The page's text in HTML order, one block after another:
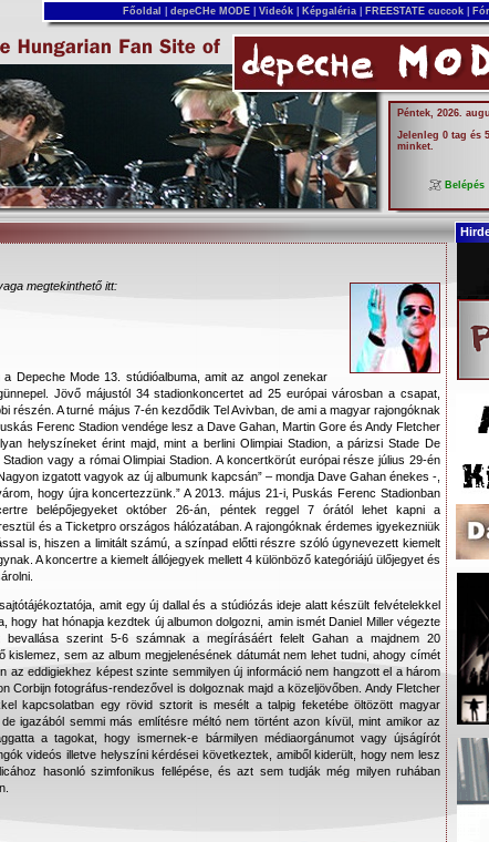
Főoldal depeCHe MODE Videók Képgaléria FREESTATE cuccok
Péntek, 2026.
Jelenleg 0 tag és
minket.
Belépés
megtekinthető itt:
Depeche Mode 13. stúdióalbuma, amit az angol zenekar
Jövő májustól 34 stadionkoncertet ad 25 európai városban a csapat,
részén. A turné május 7-én kezdődik Tel Avivban, de ami a magyar rajongóknak
Ferenc Stadion vendége lesz a Dave Gahan, Martin Gore és Andy Fletcher
helyszíneket érint majd, mint a berlini Olimpiai Stadion, a párizsi Stade De
vagy a római Olimpiai Stadion. A koncertkörút európai része július 29-én
izgatott vagyok az új albumunk kapcsán” – mondja Dave Gahan énekes -,
hogy újra koncertezzünk.” A 2013. május 21-i, Puskás Ferenc Stadionban
belépőjegyeket október 26-án, péntek reggel 7 órától lehet kapni a
és a Ticketpro országos hálózatában. A rajongóknak érdemes igyekezniük
is, hiszen a limitált számú, a színpad előtti részre szóló úgynevezett kiemelt
A koncertre a kiemelt állójegyek mellett 4 különböző kategóriájú ülőjegyet és
amit egy új dallal és a stúdiózás ideje alatt készült felvételekkel
hogy hat hónapja kezdtek új albumon dolgozni, amin ismét Daniel Miller végezte
bevallása szerint 5-6 számnak a megírásáért felelt Gahan a majdnem 20
kislemez, sem az album megjelenésének dátumát nem lehet tudni, ahogy címét
az eddigiekhez képest szinte semmilyen új információ nem hangzott el a három
Corbijn fotográfus-rendezővel is dolgoznak majd a közeljövőben. Andy Fletcher
kapcsolatban egy rövid sztorit is mesélt a talpig feketébe öltözött magyar
igazából semmi más említésre méltó nem történt azon kívül, mint amikor az
a tagokat, hogy ismernek-e bármilyen médiaorgánumot vagy újságírót
videós illetve helyszíni kérdései következtek, amiből kiderült, hogy nem lesz
hasonló szimfonikus fellépése, és azt sem tudják még milyen ruhában